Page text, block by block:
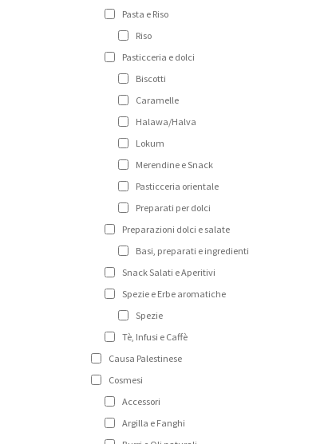
Pasta e Riso
Riso
Pasticceria e dolci
Biscotti
Caramelle
Halawa/Halva
Lokum
Merendine e Snack
Pasticceria orientale
Preparati per dolci
Preparazioni dolci e salate
Basi, preparati e ingredienti
Snack Salati e Aperitivi
Spezie e Erbe aromatiche
Spezie
Tè, Infusi e Caffè
Causa Palestinese
Cosmesi
Accessori
Argilla e Fanghi